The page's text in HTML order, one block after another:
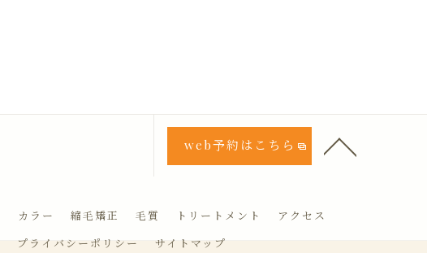
web予約はこちら
カラー 縮毛矯正 毛質 トリートメント
アクセス
プライバシーポリシー サイトマップ